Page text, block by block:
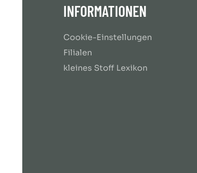
INFORMATIONEN
Cookie-Einstellungen
Filialen
kleines Stoff Lexikon